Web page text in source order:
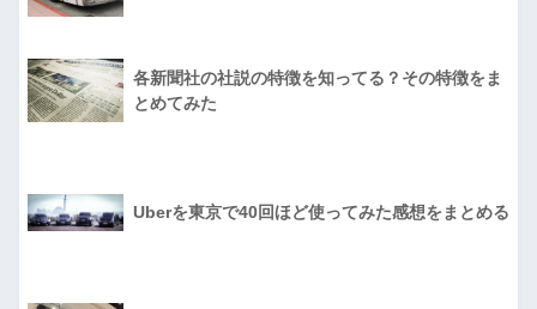
各新聞社の社説の特徴を知ってる？その特徴をま
とめてみた
Uberを東京で40回ほど使ってみた感想をまとめる